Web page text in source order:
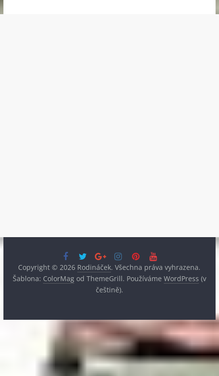
Copyright © 2026 Rodináček. Všechna práva vyhrazena.
Šablona: ColorMagod ThemeGrill. Používáme WordPress (v
češtině).